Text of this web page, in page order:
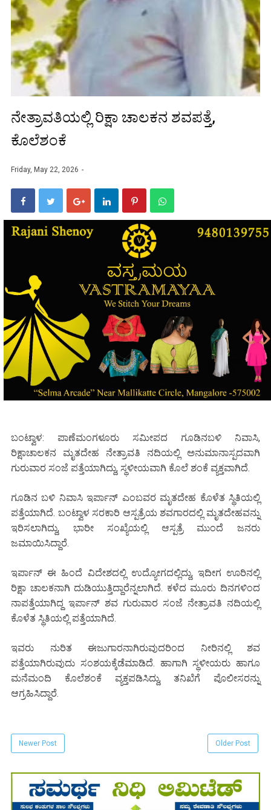
ನೇತ್ರಾವತಿಯಲ್ಲಿ ರಿಕ್ಷಾ ಚಾಲಕನ ಶವಪತ್ತೆ,
ಕೊಲೆಶಂಕೆ
Friday, May 22, 2026
ಬಂಟ್ವಾಳ: ಪಾಣೆಮಂಗಳೂರು ಸಮೀಪದ ಗೂಡಿನಬಳಿ ನಿವಾಸಿ,
ರಿಕ್ಷಾಚಾಲಕನ ಮೃತದೇಹ ನೇತ್ರಾವತಿ ನದಿಯಲ್ಲಿ ಅನುಮಾನಾಸ್ಪದವಾಗಿ
ಗುರುವಾರ ಸಂಜೆ ಪತ್ತೆಯಾಗಿದ್ದು, ಸ್ಥಳೀಯವಾಗಿ ಕೊಲೆ ಶಂಕೆ ವ್ಯಕ್ತವಾಗಿದೆ.
ಗೂಡಿನ ಬಳಿ ನಿವಾಸಿ ಇರ್ಪಾನ್ ಎಂಬವರ ಮೃತದೇಹ ಕೊಳೆತ ಸ್ಥಿತಿಯಲ್ಲಿ
ಪತ್ತೆಯಾಗಿದೆ. ಬಂಟ್ವಾಳ ಸರಕಾರಿ ಆಸ್ಪತ್ರೆಯ ಶವಗಾರದಲ್ಲಿ ಮೃತದೇಹವನ್ನು
ಇರಿಸಲಾಗಿದ್ದು, ಭಾರೀ ಸಂಖ್ಯೆಯಲ್ಲಿ ಆಸ್ಪತ್ರೆ ಮುಂದೆ ಜನರು
ಜಮಾಯಿಸಿದ್ದಾರೆ.
ಇರ್ಪಾನ್ ಈ ಹಿಂದೆ ವಿದೇಶದಲ್ಲಿ ಉದ್ಯೋಗದಲ್ಲಿದ್ದು, ಇದೀಗ ಊರಿನಲ್ಲಿ
ರಿಕ್ಷಾ ಚಾಲಕನಾಗಿ ದುಡಿಯುತ್ತಿದ್ದಾರೆನ್ನಲಾಗಿದೆ. ಕಳೆದ ಮೂರು ದಿನಗಳಿಂದ
ನಾಪತ್ತೆಯಾಗಿದ್ದ ಇರ್ಪಾನ್ ಶವ ಗುರುವಾರ ಸಂಜೆ ನೇತ್ರಾವತಿ ನದಿಯಲ್ಲಿ
ಕೊಳೆತ ಸ್ಥಿತಿಯಲ್ಲಿ ಪತ್ತೆಯಾಗಿದೆ.
ಇವರು ನುರಿತ ಈಜುಗಾರನಾಗಿರುವುದರಿಂದ ನೀರಿನಲ್ಲಿ ಶವ
ಪತ್ತೆಯಾಗಿರುವುದು ಸಂಶಯಕ್ಕೆಡೆಮಾಡಿದೆ. ಹಾಗಾಗಿ ಸ್ಥಳೀಯರು ಹಾಗೂ
ಮನೆಮಂದಿ ಕೊಲೆಶಂಕೆ ವ್ಯಕ್ತಪಡಿಸಿದ್ದು, ತನಿಖೆಗೆ ಪೊಲೀಸರನ್ನು
ಆಗ್ರಹಿಸಿದ್ದಾರೆ.
Newer Post Older Post